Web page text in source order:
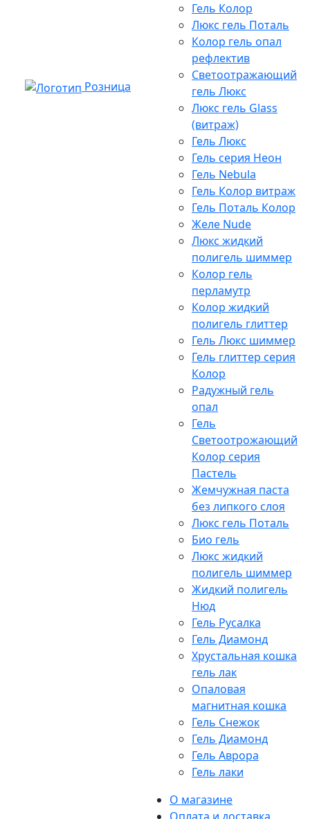
Розница
Гель Колор
Люкс гель Поталь
Колор гель опал
рефлектив
Светоотражающий
гель Люкс
Люкс гель Glass
(витраж)
Гель Люкс
Гель серия Неон
Гель Nebula
Гель Колор витраж
Гель Поталь Колор
Желе Nude
Люкс жидкий
полигель шиммер
Колор гель
перламутр
Колор жидкий
полигель глиттер
Гель Люкс шиммер
Гель глиттер серия
Колор
Радужный гель
опал
Гель
Светоотрожающий
Колор серия
Пастель
Жемчужная паста
без липкого слоя
Люкс гель Поталь
Био гель
Люкс жидкий
полигель шиммер
Жидкий полигель
Нюд
Гель Русалка
Гель Диамонд
Хрустальная кошка
гель лак
Опаловая
магнитная кошка
Гель Снежок
Гель Диамонд
Гель Аврора
Гель лаки
О магазине